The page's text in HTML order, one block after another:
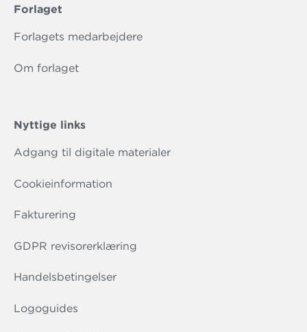
Forlaget
Forlagets medarbejdere
Om forlaget
Nyttige links
Adgang til digitale materialer
Cookieinformation
Fakturering
GDPR revisorerklæring
Handelsbetingelser
Logoguides